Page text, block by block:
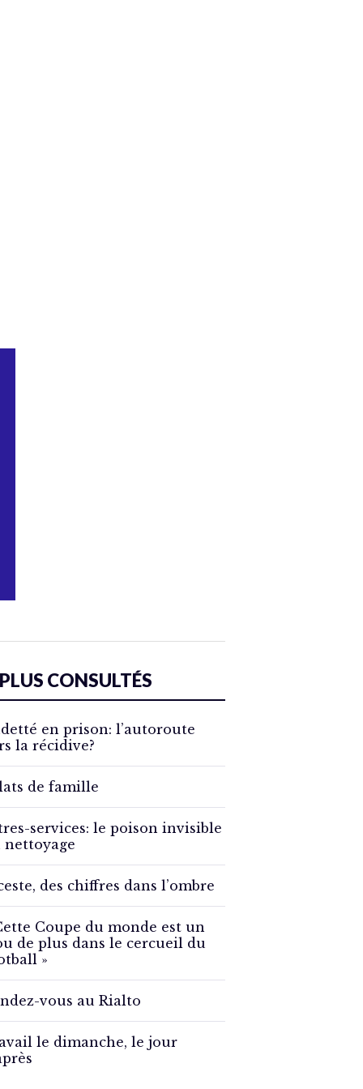
CONSULTÉS
en prison: l’autoroute
la récidive?
de famille
services: le poison invisible
nettoyage
des chiffres dans l’ombre
Coupe du monde est un
de plus dans le cercueil du
»
vous au Rialto
le dimanche, le jour